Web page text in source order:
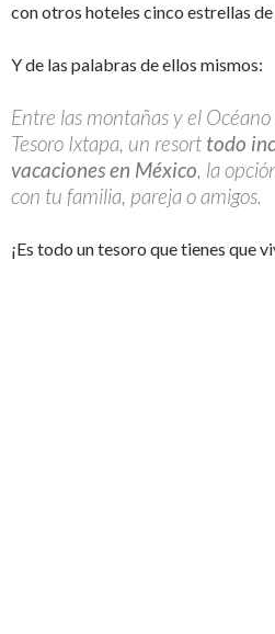
con otros hoteles cinco estrellas
Y de las palabras de ellos mismos:
Entre las montañas y el
Tesoro Ixtapa, un resort todo
vacaciones en México, la
con tu familia, pareja o amigos.
¡Es todo un tesoro que tienes que